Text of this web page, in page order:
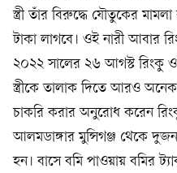
স্ত্রী তাঁর বিরুদ্ধে যৌতুকের
টাকা লাগবে। ওই নারী আবার
২০২২ সালের ২৬ আগস্ট রিংকু
স্ত্রীকে তালাক দিতে আরও অনেক
চাকরি করার অনুরোধ করেন
আলমডাঙ্গার মুন্সিগঞ্জ থেকে
হন। বাসে বমি পাওয়ায় বমির